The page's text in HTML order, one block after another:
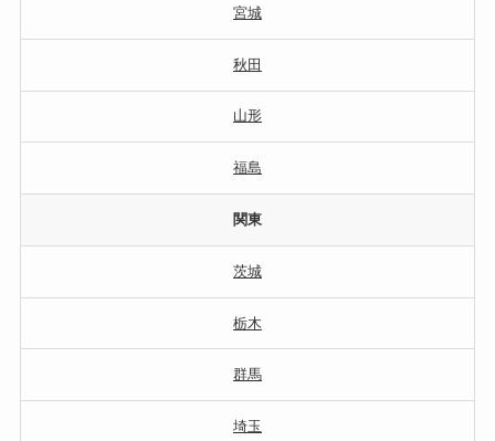
宮城
秋田
山形
福島
関東
茨城
栃木
群馬
埼玉